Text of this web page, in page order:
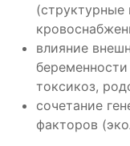
(структурные
влияние
токсикоз,
сочетание
факторов